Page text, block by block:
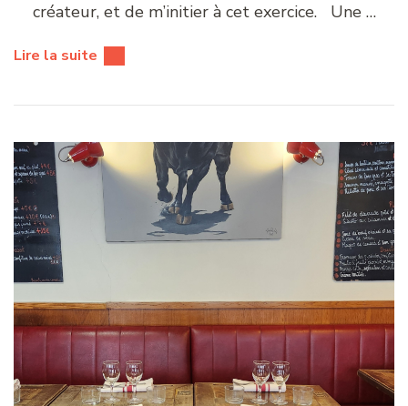
créateur, et de m’initier à cet exercice. Une …
Lire la suite